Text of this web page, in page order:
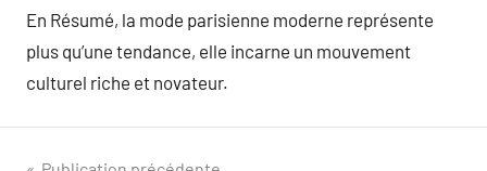
En Résumé, la mode parisienne moderne représente
plus qu’une tendance, elle incarne un mouvement
culturel riche et novateur.